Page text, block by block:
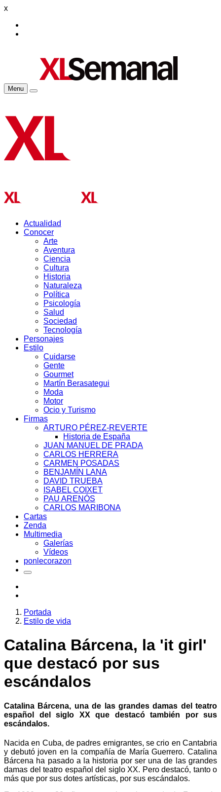
x
Menu
Actualidad
Conocer
Arte
Aventura
Ciencia
Cultura
Historia
Naturaleza
Política
Psicología
Salud
Sociedad
Tecnología
Personajes
Estilo
Cuidarse
Gente
Gourmet
Martín Berasategui
Moda
Motor
Ocio y Turismo
Firmas
ARTURO PÉREZ-REVERTE
Historia de España
JUAN MANUEL DE PRADA
CARLOS HERRERA
CARMEN POSADAS
BENJAMÍN LANA
DAVID TRUEBA
ISABEL COIXET
PAU ARENÓS
CARLOS MARIBONA
Cartas
Zenda
Multimedia
Galerías
Vídeos
ponlecorazon
Portada
Estilo de vida
Catalina Bárcena, la 'it girl'
que destacó por sus
escándalos
Catalina Bárcena, una de las grandes damas del teatro
español del siglo XX que destacó también por sus
escándalos.
Nacida en Cuba, de padres emigrantes, se crio en Cantabria
y debutó joven en la compañía de María Guerrero. Catalina
Bárcena ha pasado a la historia por ser una de las grandes
damas del teatro español del siglo XX. Pero destacó, tanto o
más que por sus dotes artísticas, por sus escándalos.